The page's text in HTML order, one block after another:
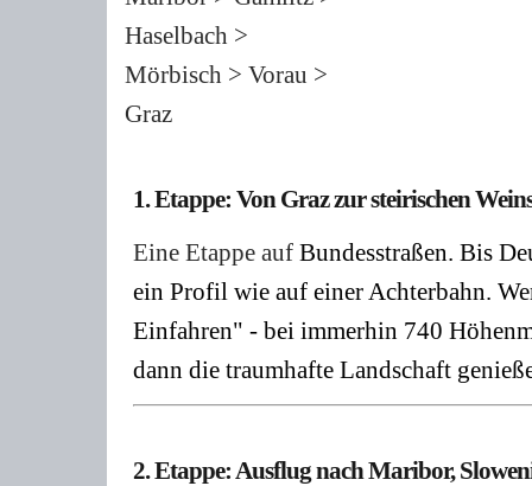
Haselbach >
Mörbisch > Vorau >
Graz
1. Etappe: Von Graz zur steirischen
Eine Etappe auf Bundesstraßen. Bis
ein Profil wie auf einer Achterbahn.
Einfahren" - bei immerhin 740
dann die traumhafte Landschaft
2. Etappe: Ausflug nach Maribor,